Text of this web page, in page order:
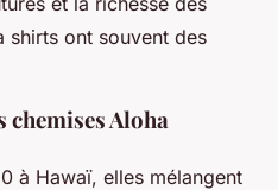
shirts ont souvent des
Aloha
à Hawaï, elles mélangent